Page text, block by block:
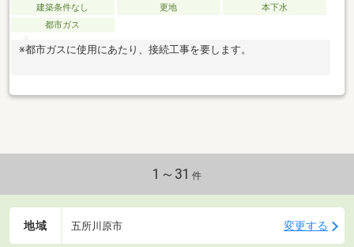
建築条件なし 更地
本下水
都市ガス
※都市ガスに使用にあたり、接続工事を要します。
1～31 件
地域 五所川原市 変更する